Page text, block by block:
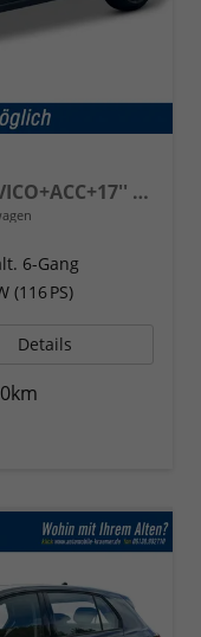
Limited (Life+) KAMERA+LED+VICO+ACC+17'' ALU
6-Gang
(116 PS)
Details